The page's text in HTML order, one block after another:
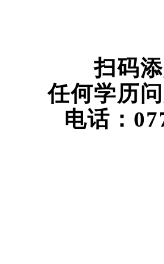
扫码
任何学历
电话：